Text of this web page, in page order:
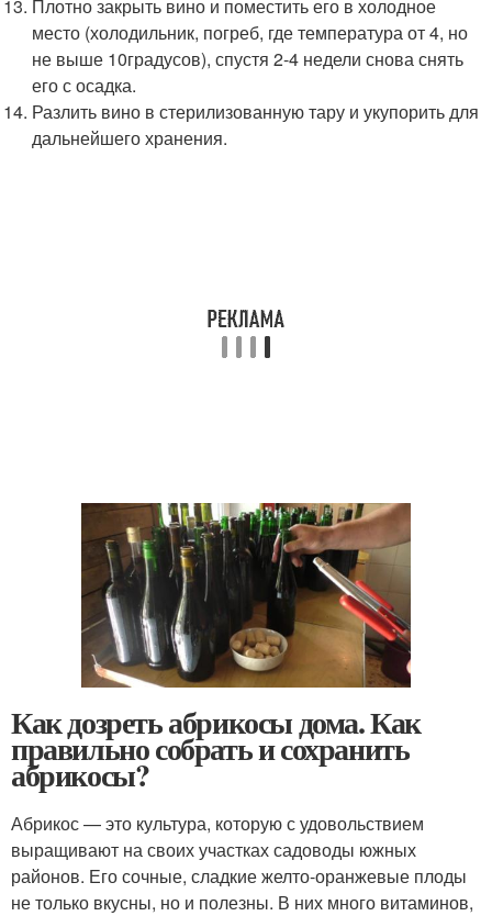
Плотно закрыть вино и поместить его в холодное
место (холодильник, погреб, где температура от 4, но
не выше 10градусов), спустя 2-4 недели снова снять
его с осадка.
Разлить вино в стерилизованную тару и укупорить для
дальнейшего хранения.
Как дозреть абрикосы дома. Как
правильно собрать и сохранить
абрикосы?
Абрикос — это культура, которую с удовольствием
выращивают на своих участках садоводы южных
районов. Его сочные, сладкие желто-оранжевые плоды
не только вкусны, но и полезны. В них много витаминов,